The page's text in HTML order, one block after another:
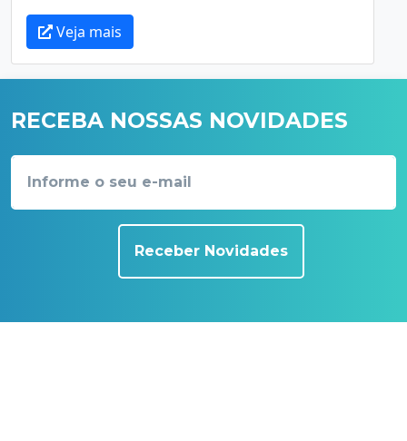
Veja mais
RECEBA NOSSAS NOVIDADES
Receber Novidades